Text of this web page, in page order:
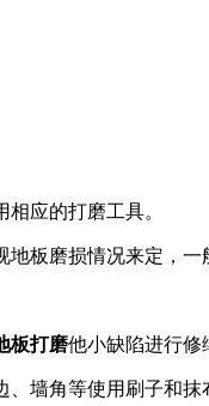
相应的打磨工具。
地板磨损情况来定，一
板打磨他小缺陷进行修
墙角等使用刷子和抹